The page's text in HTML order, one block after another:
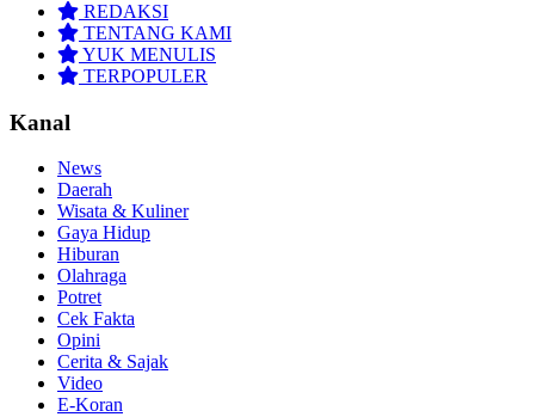
REDAKSI
TENTANG KAMI
YUK MENULIS
TERPOPULER
Kanal
News
Daerah
Wisata & Kuliner
Gaya Hidup
Hiburan
Olahraga
Potret
Cek Fakta
Opini
Cerita & Sajak
Video
E-Koran